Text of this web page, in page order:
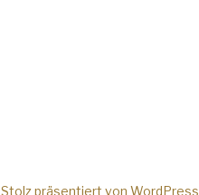
Stolz präsentiert von WordPress